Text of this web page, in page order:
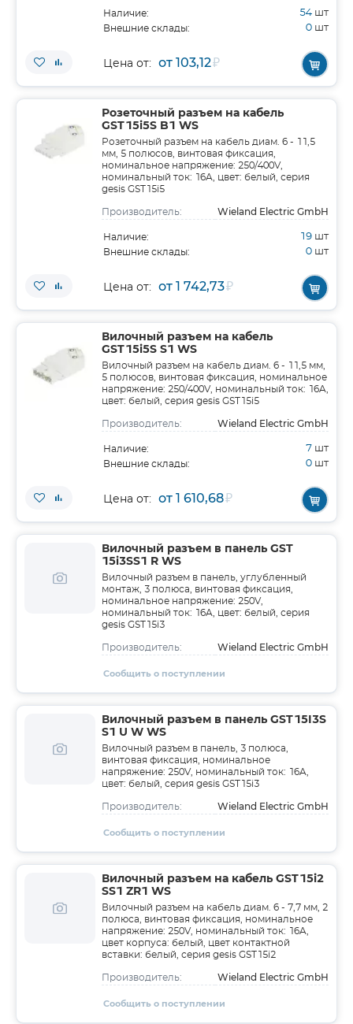
Наличие: 54 шт
Внешние склады: 0 шт
Цена от: от 103,12₽
Розеточный разъем на кабель
GST15i5S B1 WS
Розеточный разъем на кабель диам. 6 - 11,5
мм, 5 полюсов, винтовая фиксация,
номинальное напряжение: 250/400V,
номинальный ток: 16A, цвет: белый, серия
gesis GST15i5
Производитель: Wieland Electric GmbH
Наличие: 19 шт
Внешние склады: 0 шт
Цена от: от 1 742,73₽
Вилочный разъем на кабель
GST15i5S S1 WS
Вилочный разъем на кабель диам. 6 - 11,5 мм,
5 полюсов, винтовая фиксация, номинальное
напряжение: 250/400V, номинальный ток: 16A,
цвет: белый, серия gesis GST15i5
Производитель: Wieland Electric GmbH
Наличие: 7 шт
Внешние склады: 0 шт
Цена от: от 1 610,68₽
Вилочный разъем в панель GST
15i3SS1 R WS
Вилочный разъем в панель, углубленный
монтаж, 3 полюса, винтовая фиксация,
номинальное напряжение: 250V,
номинальный ток: 16A, цвет: белый, серия
gesis GST15i3
Производитель: Wieland Electric GmbH
Сообщить о поступлении
Вилочный разъем в панель GST15I3S
S1 U W WS
Вилочный разъем в панель, 3 полюса,
винтовая фиксация, номинальное
напряжение: 250V, номинальный ток: 16A,
цвет: белый, серия gesis GST15i3
Производитель: Wieland Electric GmbH
Сообщить о поступлении
Вилочный разъем на кабель GST15i2
SS1 ZR1 WS
Вилочный разъем на кабель диам. 6 - 7,7 мм, 2
полюса, винтовая фиксация, номинальное
напряжение: 250V, номинальный ток: 16A,
цвет корпуса: белый, цвет контактной
вставки: белый, серия gesis GST15i2
Производитель: Wieland Electric GmbH
Сообщить о поступлении